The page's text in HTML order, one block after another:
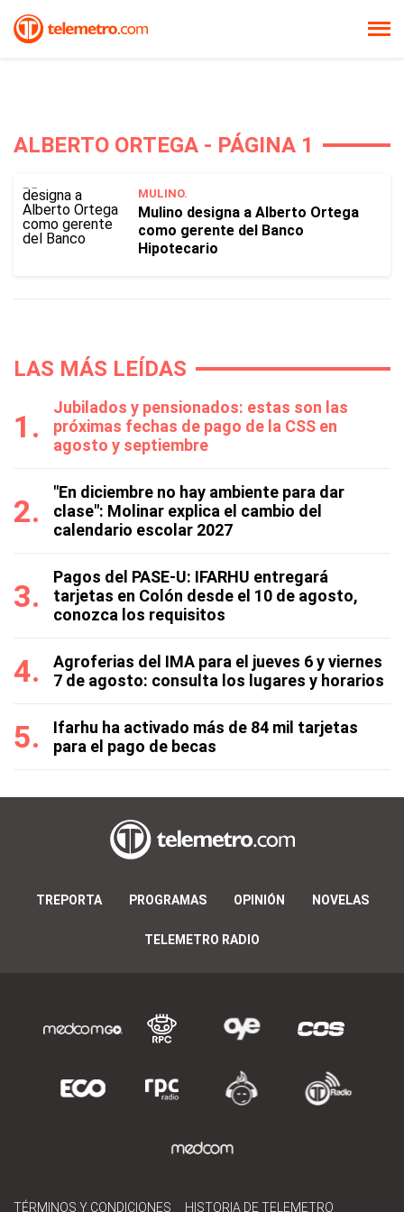
ALBERTO ORTEGA - PÁGINA 1
MULINO.
Mulino designa a Alberto Ortega
como gerente del Banco
Hipotecario
LAS MÁS LEÍDAS
Jubilados y pensionados: estas son las
próximas fechas de pago de la CSS en
agosto y septiembre
"En diciembre no hay ambiente para dar
clase": Molinar explica el cambio del
calendario escolar 2027
Pagos del PASE-U: IFARHU entregará
tarjetas en Colón desde el 10 de agosto,
conozca los requisitos
Agroferias del IMA para el jueves 6 y viernes
7 de agosto: consulta los lugares y horarios
Ifarhu ha activado más de 84 mil tarjetas
para el pago de becas
TREPORTA PROGRAMAS OPINIÓN NOVELAS
TELEMETRO RADIO
TÉRMINOS Y CONDICIONES HISTORIA DE TELEMETRO